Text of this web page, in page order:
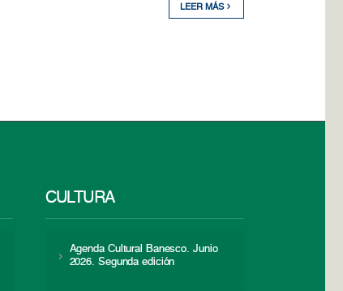
LEER MÁS
CULTURA
Agenda Cultural Banesco. Junio
2026. Segunda edición